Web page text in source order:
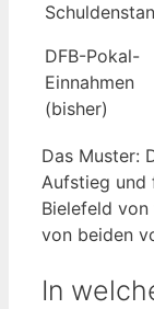
DFB-Pokal-
Einnahmen
(bisher)
Das Muster:
Aufstieg und
Bielefeld
von beiden
In